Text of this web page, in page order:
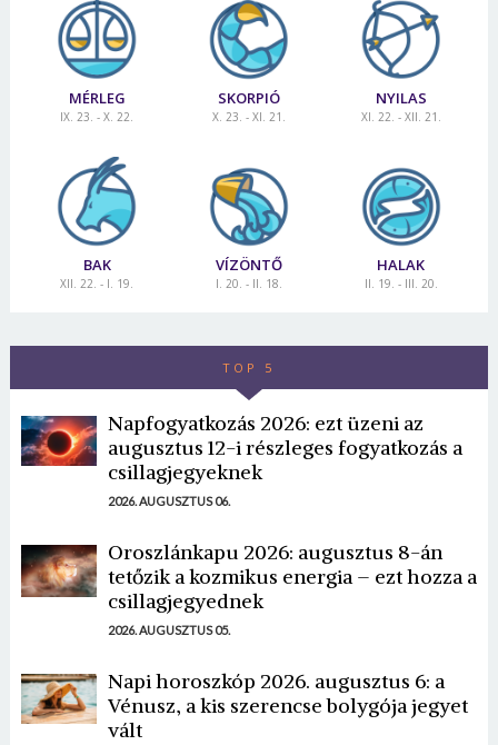
MÉRLEG
IX. 23. - X. 22.
SKORPIÓ
X. 23. - XI. 21.
NYILAS
XI. 22. - XII. 21.
BAK
XII. 22. - I. 19.
VÍZÖNTŐ
I. 20. - II. 18.
HALAK
II. 19. - III. 20.
TOP 5
Napfogyatkozás 2026: ezt üzeni az
augusztus 12-i részleges fogyatkozás a
csillagjegyeknek
2026. AUGUSZTUS 06.
Oroszlánkapu 2026: augusztus 8-án
tetőzik a kozmikus energia – ezt hozza a
csillagjegyednek
2026. AUGUSZTUS 05.
Napi horoszkóp 2026. augusztus 6: a
Vénusz, a kis szerencse bolygója jegyet
vált